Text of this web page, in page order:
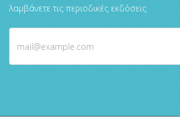
λαμβάνετε τις περιοδικές εκδόσεις